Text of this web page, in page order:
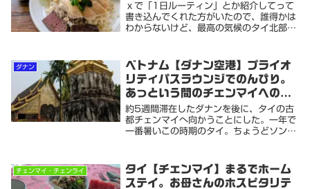
ｘで「1日ルーティン」とか紹介してって
書き込んでくれた方がいたので、誰得かは
わからないけど、最高の気候のタイ北部で
滞在バージョン今の季節(1月）チェンマイ
の日の出は...
ダナン
ベトナム【ダナン空港】プライオ
リティパスラウンジでのんびり。
あっという間のチェンマイへのフ
ライト
約5週間滞在したダナンを後に、タイの古
都チェンマイへ向かうことにした。一年で
一番暑いこの時期のタイ。ちょうどソンク
たからってだけなんだけど…宿からグラブ
バイクで30...
チェンマイ・チェンライ
タイ【チェンマイ】まるでホーム
ステイ。お母さんのホスピタリテ